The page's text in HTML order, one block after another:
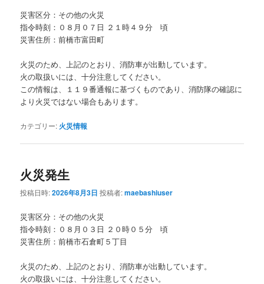
災害区分：その他の火災
指令時刻：０８月０７日 ２１時４９分 頃
災害住所：前橋市富田町
火災のため、上記のとおり、消防車が出動しています。
火の取扱いには、十分注意してください。
この情報は、１１９番通報に基づくものであり、消防隊の確認に
より火災ではない場合もあります。
カテゴリー: 火災情報
火災発生
投稿日時:2026年8月3日 投稿者:maebashiuser
災害区分：その他の火災
指令時刻：０８月０３日 ２０時０５分 頃
災害住所：前橋市石倉町５丁目
火災のため、上記のとおり、消防車が出動しています。
火の取扱いには、十分注意してください。